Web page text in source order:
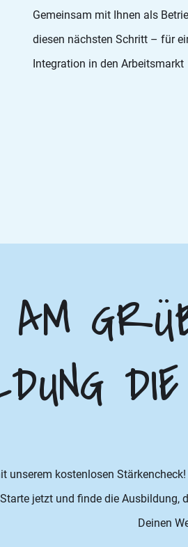
Gemeinsam mit Ihnen als
diesen nächsten Schritt – für
Integration in den Arbeitsmarkt
AM
unserem kostenlosen
jetzt und finde die Ausbildung,
Deinen